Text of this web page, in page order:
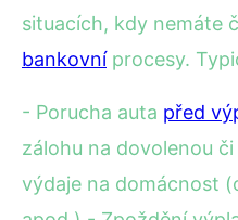
situacích, kdy nemáte
bankovníprocesy.
- Porucha auta před
zálohu na dovolenou
výdaje na domácnost